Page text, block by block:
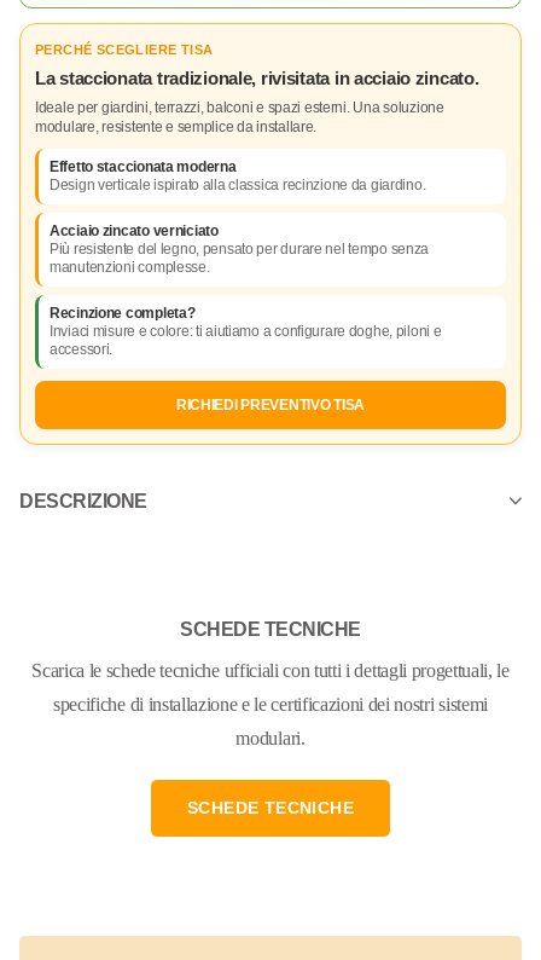
PERCHÉ SCEGLIERE TISA
La staccionata tradizionale, rivisitata in acciaio zincato.
Ideale per giardini, terrazzi, balconi e spazi esterni. Una soluzione
modulare, resistente e semplice da installare.
Effetto staccionata moderna
Design verticale ispirato alla classica recinzione da giardino.
Acciaio zincato verniciato
Più resistente del legno, pensato per durare nel tempo senza
manutenzioni complesse.
Recinzione completa?
Inviaci misure e colore: ti aiutiamo a configurare doghe, piloni e
accessori.
RICHIEDI PREVENTIVO TISA
DESCRIZIONE
SCHEDE TECNICHE
Scarica le schede tecniche ufficiali con tutti i dettagli progettuali, le
specifiche di installazione e le certificazioni dei nostri sistemi
modulari.
SCHEDE TECNICHE